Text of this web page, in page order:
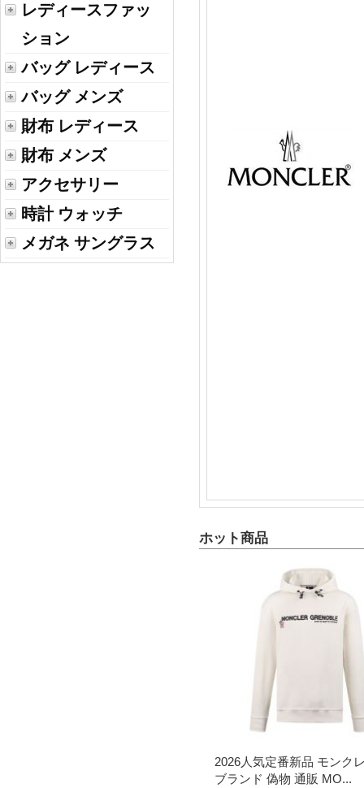
レディースファッ
ション
バッグ レディース
バッグ メンズ
財布 レディース
財布 メンズ
アクセサリー
時計 ウォッチ
メガネ サングラス
ホット商品
2026人気定番新品 モンク
ブランド 偽物 通販 MO...